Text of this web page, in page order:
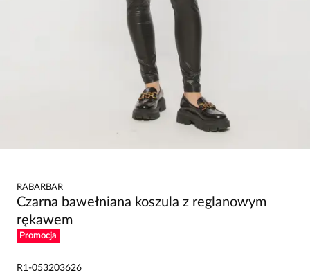
RABARBAR
Czarna bawełniana koszula z reglanowym
rękawem
Promocja
R1-053203626